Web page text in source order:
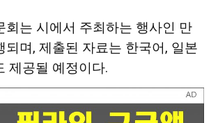
회는 시에서 주최하는 행사인 만
되며, 제출된 자료는 한국어, 일본
제공될 예정이다.